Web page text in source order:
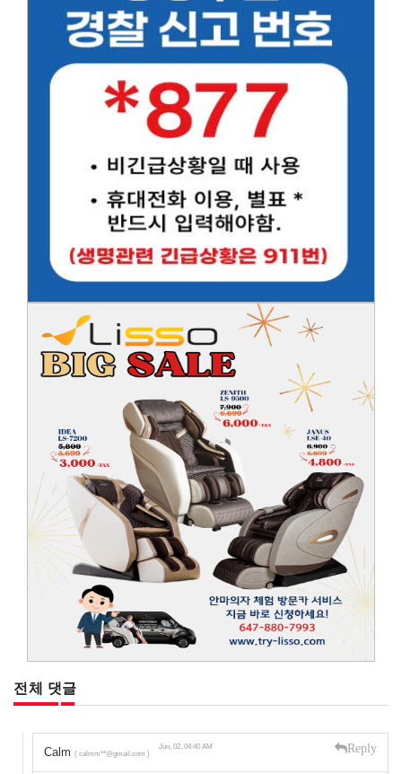
전체 댓글
Calm ( calmm**@gmail.com )
Jun, 02, 04:40 AM Reply